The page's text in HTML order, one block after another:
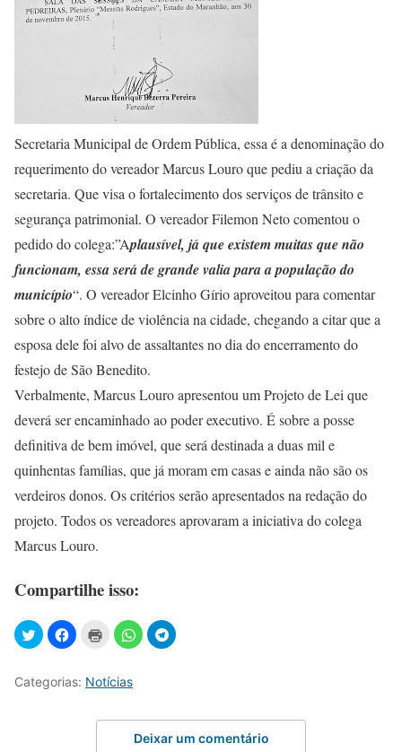
Secretaria Municipal de Ordem Pública, essa é a denominação do
requerimento do vereador Marcus Louro que pediu a criação da
secretaria. Que visa o fortalecimento dos serviços de trânsito e
segurança patrimonial. O vereador Filemon Neto comentou o
pedido do colega:”Aplausível, já que existem muitas que não
funcionam, essa será de grande valia para a população do
município“. O vereador Elcinho Gírio aproveitou para comentar
sobre o alto índice de violência na cidade, chegando a citar que a
esposa dele foi alvo de assaltantes no dia do encerramento do
festejo de São Benedito.
Verbalmente, Marcus Louro apresentou um Projeto de Lei que
deverá ser encaminhado ao poder executivo. É sobre a posse
definitiva de bem imóvel, que será destinada a duas mil e
quinhentas famílias, que já moram em casas e ainda não são os
verdeiros donos. Os critérios serão apresentados na redação do
projeto. Todos os vereadores aprovaram a iniciativa do colega
Marcus Louro.
Compartilhe isso:
Categorias: Notícias
Deixar um comentário